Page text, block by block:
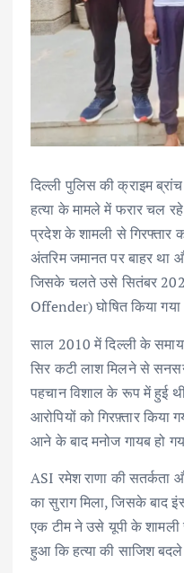
दिल्ली पुलिस की क्राइम
हत्या के मामले में फरार चल
प्रदेश के शामली से गिरफ्तार
अंतरिम जमानत पर बाहर था
जिसके चलते उसे सितंबर
Offender) घोषित किया गया
साल 2010 में दिल्ली के
सिर कटी लाश मिलने से
पहचान विशाल के रूप में हुई
आरोपियों को गिरफ़्तार
आने के बाद मनोज गायब हो
ASI रमेश राणा की सतर्कता
का सुराग मिला, जिसके बाद
एक टीम ने उसे यूपी के
हुआ कि हत्या की साजिश